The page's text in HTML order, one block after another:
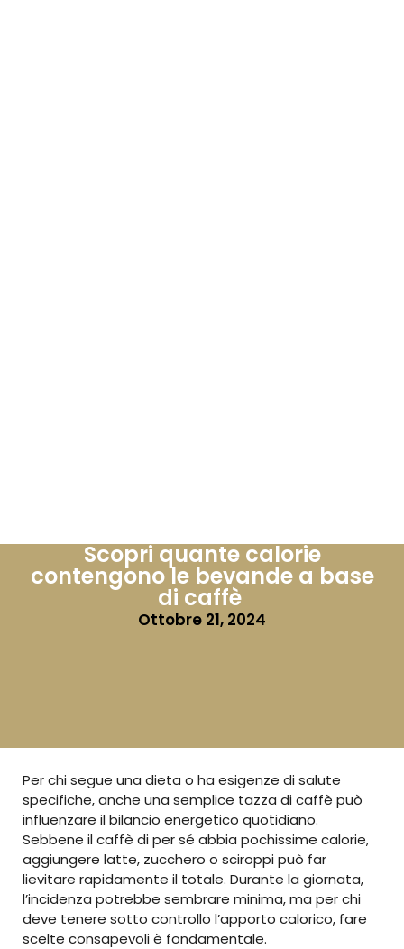
Scopri quante calorie
contengono le bevande a base
di caffè
Ottobre 21, 2024
Per chi segue una dieta o ha esigenze di salute
specifiche, anche una semplice tazza di caffè può
influenzare il bilancio energetico quotidiano.
Sebbene il caffè di per sé abbia pochissime calorie,
aggiungere latte, zucchero o sciroppi può far
lievitare rapidamente il totale. Durante la giornata,
l’incidenza potrebbe sembrare minima, ma per chi
deve tenere sotto controllo l’apporto calorico, fare
scelte consapevoli è fondamentale.